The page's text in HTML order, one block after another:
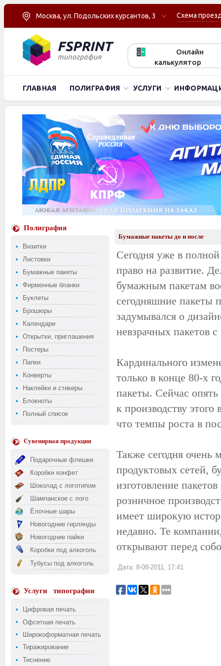
Москва, ул. Подольских курсантов, 3 Схема
Онлайн
калькулятор
ГЛАВНАЯ ПОЛИГРАФИЯ УСЛУГИ
Полиграфия
Визитки
Листовки
Бумажные пакеты
Фирменные бланки
Буклеты
Брошюры
Календари
Открытки, приглашения
Постеры
Папки
Конверты
Наклейки и стикеры
Блокноты
Полный список
Сувенирная продукция
Подарочные флешки
Коробки конфет
Шоколад с логотипом
Шампанское с лого
Ёлочные шары
Новогодние гирлянды
Новогодние пайки
Коробки под алкоголь
Тубусы под алкоголь
Услуги типографии
Цифровая печать
Офсетная печать
Широкоформатная печать
Тиражирование
Тиснение
Бумажные пакеты до и после
Сегодня уже в
право на развитие.
бумажным пакетам
сегодняшние пакеты
задумывался о
невзрачных пакетов
Кардинального
только в конце 80-х
пакеты. Сейчас
к производству
что темпы роста в
Также сегодня очень
продуктовых сетей,
изготовление
розничное
имеет широкую
недавно. Те
открывают перед
Дата: 8-08-2011, 17:41